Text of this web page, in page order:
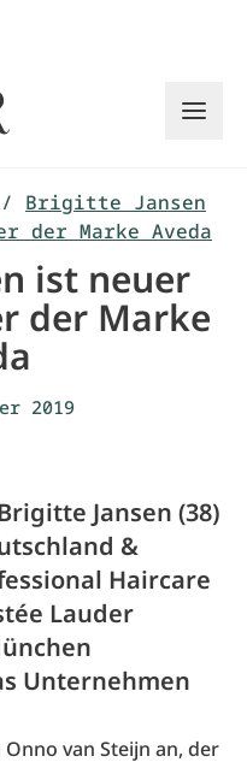
/ Brigitte Jansen
der Marke Aveda
ist neuer
der Marke
2019
Jansen (38)
&
Haircare
Lauder
Unternehmen
van Steijn an, der